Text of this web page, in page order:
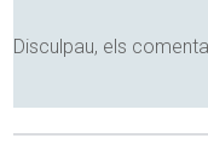
Disculpau, els